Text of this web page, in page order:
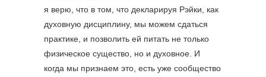
я верю, что в том, что декларируя Рэйки, как
духовную дисциплину, мы можем сдаться
практике, и позволить ей питать не только
физическое существо, но и духовное. И
когда мы признаем это, есть уже сообщество